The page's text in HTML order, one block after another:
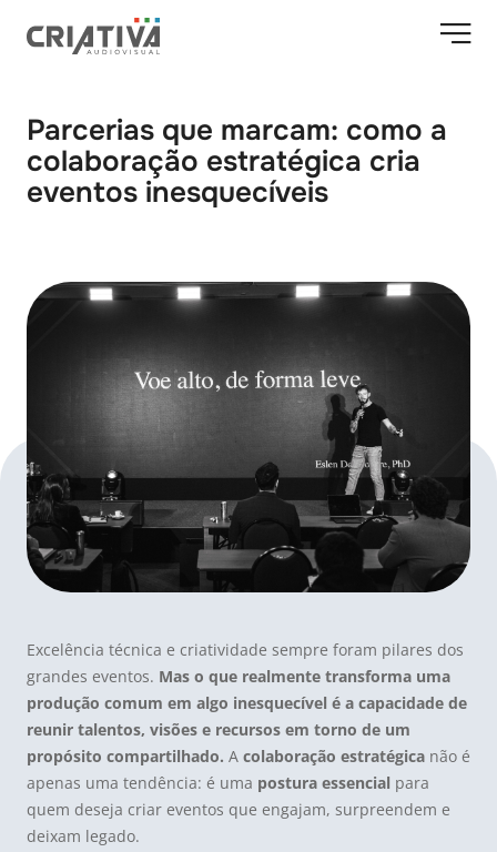
Parcerias que marcam: como a
colaboração estratégica cria
eventos inesquecíveis
Excelência técnica e criatividade sempre foram pilares dos
grandes eventos. Mas o que realmente transforma uma
produção comum em algo inesquecível é a capacidade de
reunir talentos, visões e recursos em torno de um
propósito compartilhado. A colaboração estratégica não é
apenas uma tendência: é uma postura essencial para
quem deseja criar eventos que engajam, surpreendem e
deixam legado.